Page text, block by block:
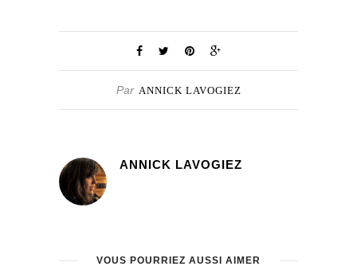
Par ANNICK LAVOGIEZ
ANNICK LAVOGIEZ
VOUS POURRIEZ AUSSI AIMER